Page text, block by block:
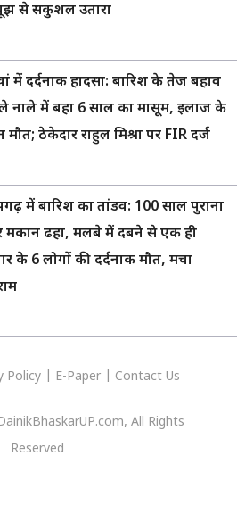
से सकुशल उतारा
में दर्दनाक हादसा: बारिश के तेज बहाव
नाले में बहा 6 साल का मासूम, इलाज के
मौत; ठेकेदार राहुल मिश्रा पर FIR दर्ज
में बारिश का तांडव: 100 साल पुराना
मकान ढहा, मलबे में दबने से एक ही
के 6 लोगों की दर्दनाक मौत, मचा
Policy E-Paper Contact Us
All Rights
Reserved